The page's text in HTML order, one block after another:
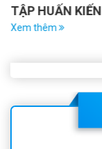
THỨC
VI VÀ KỸ
BỆNH